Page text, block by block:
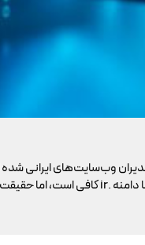
وب‌سایت‌های ایرانی